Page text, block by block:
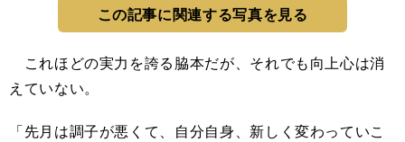
この記事に関連する写真を見る
これほどの実力を誇る脇本だが、それでも向上心は消
えていない。
「先月は調子が悪くて、自分自身、新しく変わっていこ